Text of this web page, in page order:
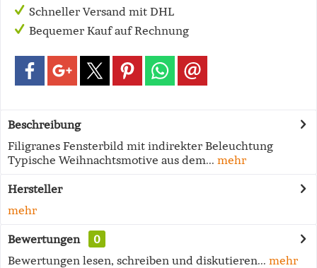
Schneller Versand mit DHL
Bequemer Kauf auf Rechnung
Beschreibung
Filigranes Fensterbild mit indirekter Beleuchtung
Typische Weihnachtsmotive aus dem... mehr
Hersteller
mehr
Bewertungen
0
Bewertungen lesen, schreiben und diskutieren... mehr